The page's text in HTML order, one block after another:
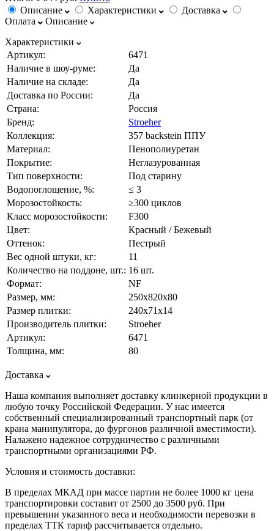
Описание
Характеристики
Доставка
Оплата
Описание
Характеристики
Артикул:
6471
Наличие в шоу-руме:
Да
Наличие на складе:
Да
Доставка по России:
Да
Страна:
Россия
Бренд:
Stroeher
Коллекция:
357 backstein ППУ
Материал:
Пенополиуретан
Покрытие:
Неглазурованная
Тип поверхности:
Под старину
Водопоглощение, %:
≤ 3
Морозостойкость:
≥300 циклов
Класс морозостойкости:
F300
Цвет:
Красный / Бежевый
Оттенок:
Пестрый
Вес одной штуки, кг:
11
Количество на поддоне, шт.: 16 шт.
Формат:
NF
Размер, мм:
250х820х80
Размер плитки:
240х71х14
Производитель плитки:
Stroeher
Артикул:
6471
Толщина, мм:
80
Доставка
Наша компания выполняет доставку клинкерной продукции в
любую точку Российской Федерации. У нас имеется
собственный специализированный транспортный парк (от
крана манипулятора, до фургонов различной вместимости).
Налажено надежное сотрудничество с различными
транспортными организациями РФ.
Условия и стоимость доставки:
В пределах МКАД при массе партии не более 1000 кг цена
транспортировки составит от 2500 до 3500 руб. При
превышении указанного веса и необходимости перевозки в
пределах ТТК тариф рассчитывается отдельно.